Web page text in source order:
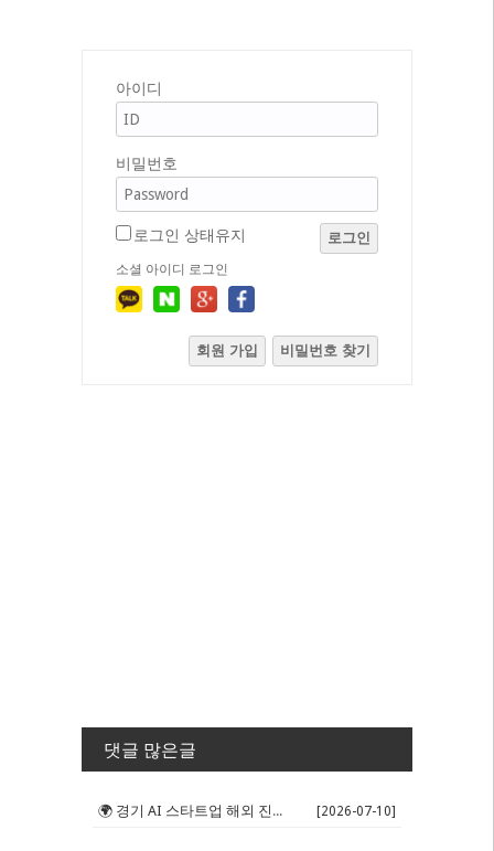
아이디
비밀번호
로그인 상태유지 로그인
소셜 아이디 로그인
회원 가입 비밀번호 찾기
댓글 많은글
🌍 경기 AI 스타트업 해외 진출 판... [2026-07-10]